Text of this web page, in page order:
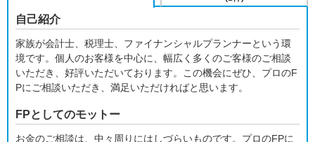
自己紹介
家族が会計士、税理士、ファイナンシャルプランナーという環
境です。個人のお客様を中心に、幅広く多くのご客様のご相談
いただき、好評いただいております。この機会にぜひ、プロのF
Pにご相談いただき、満足いただければと思います。
FPとしてのモットー
お金のご相談は、中々周りにはしづらいものです。プロのFPに